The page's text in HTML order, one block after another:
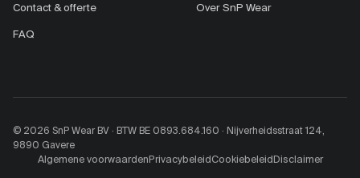
Contact & offerte
FAQ
Over SnP Wear
© 2026 SnP Wear BV · BTW BE 0893.684.160 · Nijverheidsstraat 124,
9890 Gavere
Algemene voorwaardenPrivacybeleidCookiebeleidDisclaimer